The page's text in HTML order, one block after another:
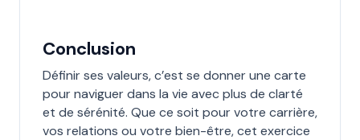
Conclusion
Définir ses valeurs, c’est se donner une carte
pour naviguer dans la vie avec plus de clarté
et de sérénité. Que ce soit pour votre carrière,
vos relations ou votre bien-être, cet exercice